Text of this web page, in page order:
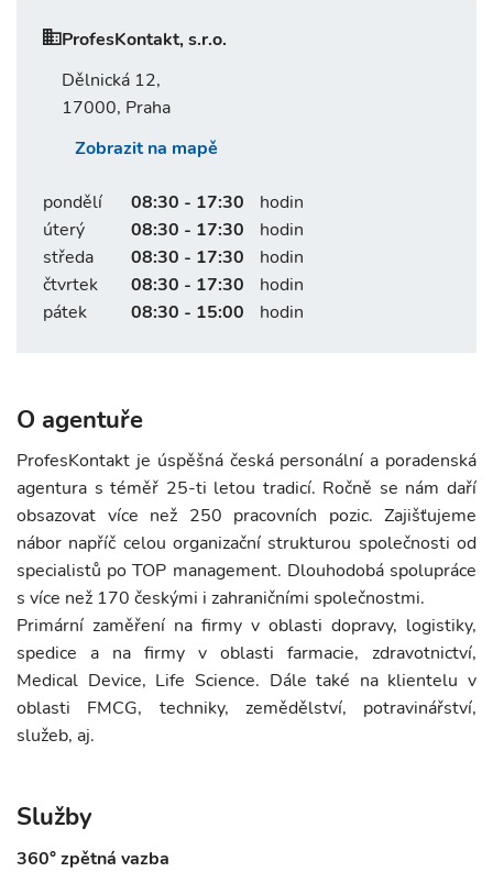
ProfesKontakt, s.r.o.
Dělnická 12,
17000, Praha
Zobrazit na mapě
pondělí 08:30 - 17:30
hodin
úterý
08:30 - 17:30
hodin
středa
08:30 - 17:30
hodin
čtvrtek
08:30 - 17:30
hodin
pátek
08:30 - 15:00 hodin
O agentuře
ProfesKontakt je úspěšná česká personální a poradenská
agentura s téměř 25-ti letou tradicí. Ročně se nám daří
obsazovat více než 250 pracovních pozic. Zajišťujeme
nábor napříč celou organizační strukturou společnosti od
specialistů po TOP management. Dlouhodobá spolupráce
s více než 170 českými i zahraničními společnostmi.
Primární zaměření na firmy v oblasti dopravy, logistiky,
spedice a na firmy v oblasti farmacie, zdravotnictví,
Medical Device, Life Science. Dále také na klientelu v
oblasti FMCG, techniky, zemědělství, potravinářství,
služeb, aj.
Služby
360° zpětná vazba